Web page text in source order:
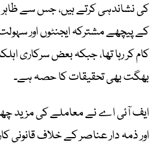
کی نشاندہی کرتے ہیں، جس سے ظاہر
کے پیچھے مشترکہ ایجنٹوں اور
کام کر رہا تھا، جبکہ بعض سرکاری
بھگت بھی تحقیقات کا حصہ ہے۔
ایف آئی اے نے معاملے کی مزید
اور ذمہ دار عناصر کے خلاف قانونی